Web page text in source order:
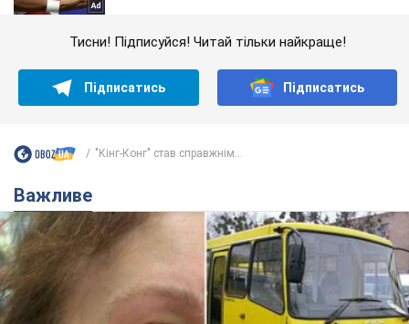
Тисни! Підписуйся! Читай тільки найкраще!
Підписатись Підписатись
"Кінг-Конг" став справжнім...
Важливе